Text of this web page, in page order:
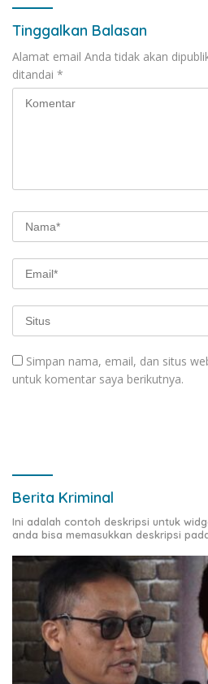
Tinggalkan Balasan
Alamat email Anda tidak akan
ditandai *
Simpan nama, email, dan situs
untuk komentar saya berikutnya.
Berita Kriminal
Ini adalah contoh deskripsi untuk
anda bisa memasukkan deskripsi